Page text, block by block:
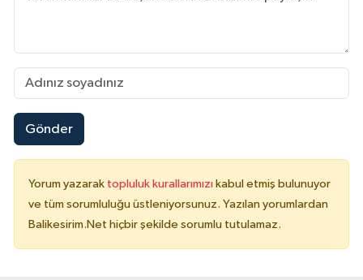
Gönder
Yorum yazarak topluluk kurallarımızı kabul etmiş bulunuyor
ve tüm sorumluluğu üstleniyorsunuz. Yazılan yorumlardan
Balikesirim.Net hiçbir şekilde sorumlu tutulamaz.